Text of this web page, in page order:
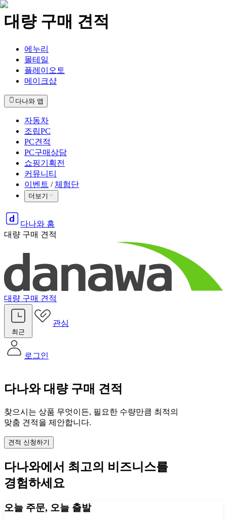
대량 구매 견적
에누리
몰테일
플레이오토
메이크샵
다나와 앱
자동차
조립PC
PC견적
PC구매상담
쇼핑기획전
커뮤니티
이벤트 / 체험단
더보기
다나와 홈
대량 구매 견적
대량 구매 견적
최근
관심
로그인
다나와 대량 구매 견적
찾으시는 상품 무엇이든, 필요한 수량만큼 최적의
맞춤 견적을 제안합니다.
견적 신청하기
다나와에서 최고의 비즈니스를
경험하세요
오늘 주문, 오늘 출발